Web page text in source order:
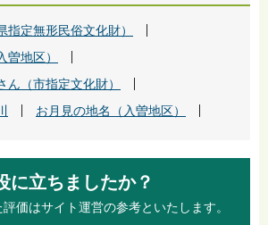
指定無形民俗文化財）
曽地区）
ん（市指定文化財）
お月見の地名（入曽地区）
に立ちましたか？
価はサイト運営の参考といたします。